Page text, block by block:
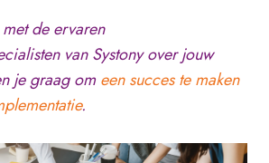
de ervaren
van Systony over jouw
je graag omeen succes te maken
.